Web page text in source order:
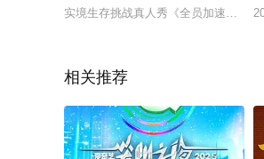
实境生存挑战真人秀《全员加速中
相关推荐